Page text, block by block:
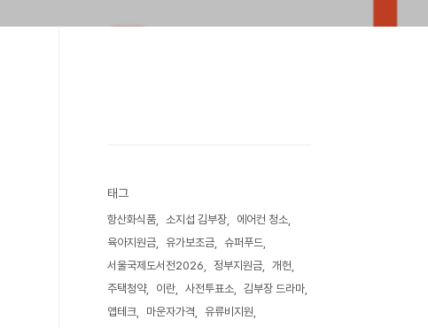
태그
항산화식품 소지섭 김부장
에어컨 청소
육아지원금
유가보조금
슈퍼푸드
서울국제도서전2026
정부지원금
개헌
주택청약
이란 사전투표소
김부장 드라마
앱테크
마운자가격
유류비지원